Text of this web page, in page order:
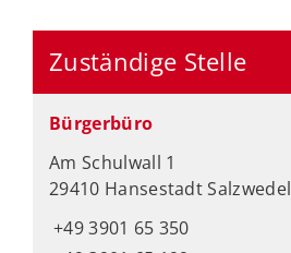
Zuständige Stelle
Bürgerbüro
Am Schulwall 1
29410 Hansestadt Salzwedel
+49 3901 65 350